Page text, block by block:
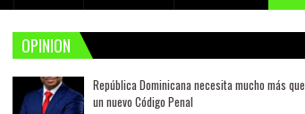
OPINION
República Dominicana necesita mucho más que
un nuevo Código Penal